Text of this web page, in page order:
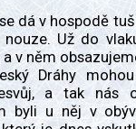
dá v hospodě
Už do
v něm
Dráhy
a tak nás
byli u něj v